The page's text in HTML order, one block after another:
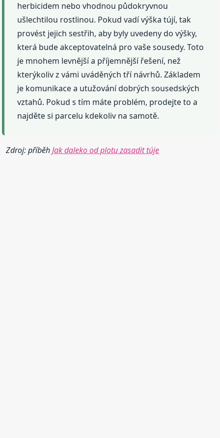
herbicidem nebo vhodnou půdokryvnou
ušlechtilou rostlinou. Pokud vadí výška tújí, tak
provést jejich sestřih, aby byly uvedeny do výšky,
která bude akceptovatelná pro vaše sousedy. Toto
je mnohem levnější a příjemnější řešení, než
kterýkoliv z vámi uváděných tří návrhů. Základem
je komunikace a utužování dobrých sousedských
vztahů. Pokud s tím máte problém, prodejte to a
najděte si parcelu kdekoliv na samotě.
Zdroj: příběhJak daleko od plotu zasadit túje